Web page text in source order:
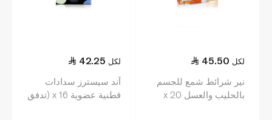
45.50 لكل
نير شرائط شمع للجسم
بالحليب والعسل x 20
42.25 لكل
آند سيسترز سدادات
قطنية عضوية x 16 (تدفق